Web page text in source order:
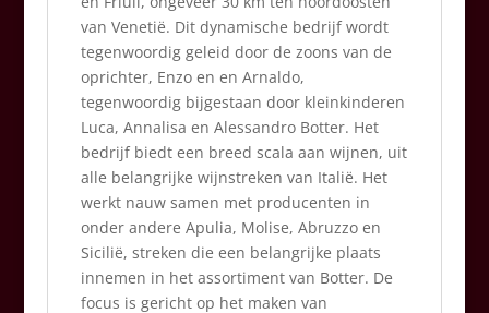
van Venetië. Dit dynamische bedrijf wordt
tegenwoordig geleid door de zoons van de
oprichter, Enzo en en Arnaldo,
tegenwoordig bijgestaan door kleinkinderen
Luca, Annalisa en Alessandro Botter. Het
bedrijf biedt een breed scala aan wijnen, uit
alle belangrijke wijnstreken van Italië. Het
werkt nauw samen met producenten in
onder andere Apulia, Molise, Abruzzo en
Sicilië, streken die een belangrijke plaats
innemen in het assortiment van Botter. De
focus is gericht op het maken van